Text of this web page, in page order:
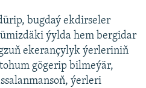
bugdaý ekdirseler
ýylda hem bergidar
ekerançylyk ýerleriniň
gögerip bilmeýär,
ýerleri